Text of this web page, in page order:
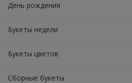
День рождения
Букеты недели
Букеты цветов
Сборные букеты